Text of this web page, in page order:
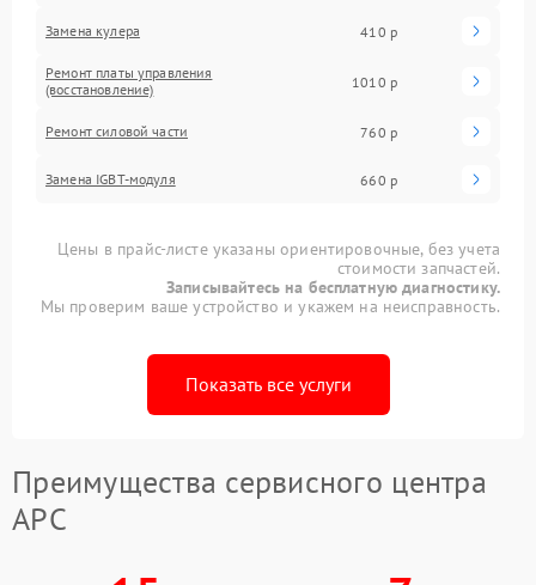
Замена кулера 410 р
Ремонт платы управления
(восстановление)
1010 р
Ремонт силовой части 760 р
Замена IGBT-модуля 660 р
Цены в прайс-листе указаны ориентировочные, без учета
стоимости запчастей.
Записывайтесь на бесплатную диагностику.
Мы проверим ваше устройство и укажем на неисправность.
Показать все услуги
Преимущества сервисного центра
APC